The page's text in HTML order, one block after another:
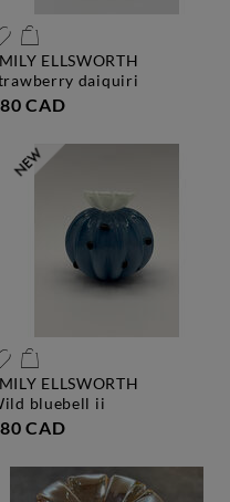
ELLSWORTH
daiquiri
CAD
ELLSWORTH
wild bluebell ii
CAD